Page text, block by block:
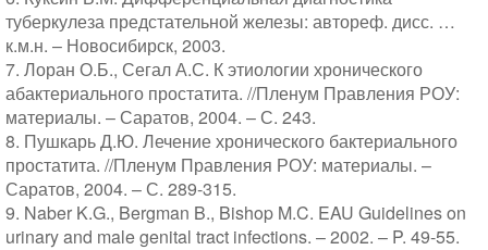
туберкулеза предстательной железы: автореф. дисс. …
к.м.н. – Новосибирск, 2003.
7. Лоран О.Б., Сегал А.С. К этиологии хронического
абактериального простатита. //Пленум Правления РОУ:
материалы. – Саратов, 2004. – С. 243.
8. Пушкарь Д.Ю. Лечение хронического бактериального
простатита. //Пленум Правления РОУ: материалы. –
Саратов, 2004. – С. 289-315.
9. Naber K.G., Bergman B., Bishop M.C. EAU Guidelines on
urinary and male genital tract infections. – 2002. – P. 49-55.